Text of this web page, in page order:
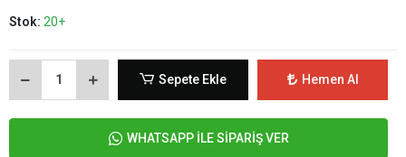
Stok: 20+
Sepete Ekle Hemen Al
WHATSAPP İLE SİPARİŞ VER